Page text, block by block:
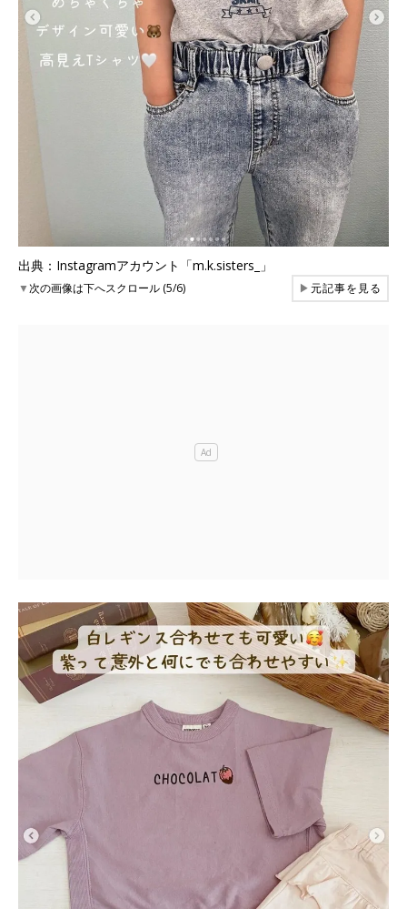
出典：Instagramアカウント「m.k.sisters_」
▼次の画像は下へスクロール (5/6) ▶元記事を見る